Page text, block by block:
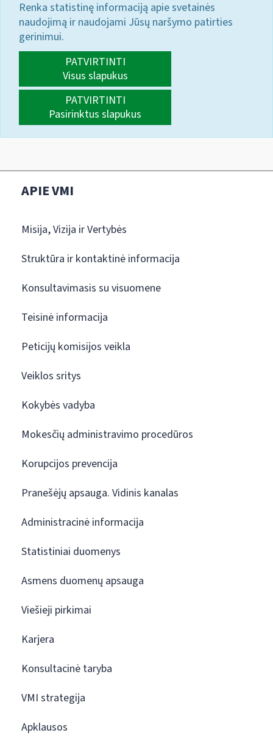
Renka statistinę informaciją apie svetainės
naudojimą ir naudojami Jūsų naršymo patirties
gerinimui.
PATVIRTINTI
Visus slapukus
PATVIRTINTI
Pasirinktus slapukus
APIE VMI
Misija, Vizija ir Vertybės
Struktūra ir kontaktinė informacija
Konsultavimasis su visuomene
Teisinė informacija
Peticijų komisijos veikla
Veiklos sritys
Kokybės vadyba
Mokesčių administravimo procedūros
Korupcijos prevencija
Pranešėjų apsauga. Vidinis kanalas
Administracinė informacija
Statistiniai duomenys
Asmens duomenų apsauga
Viešieji pirkimai
Karjera
Konsultacinė taryba
VMI strategija
Apklausos